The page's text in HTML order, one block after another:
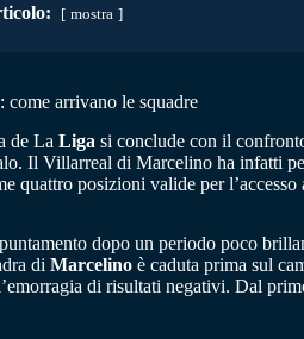
mostra
arrivano le squadre
de La Liga si conclude con il
Il Villarreal di Marcelino ha infatti
quattro posizioni valide per
dopo un periodo poco
di Marcelino è caduta prima sul
di risultati negativi. Dal